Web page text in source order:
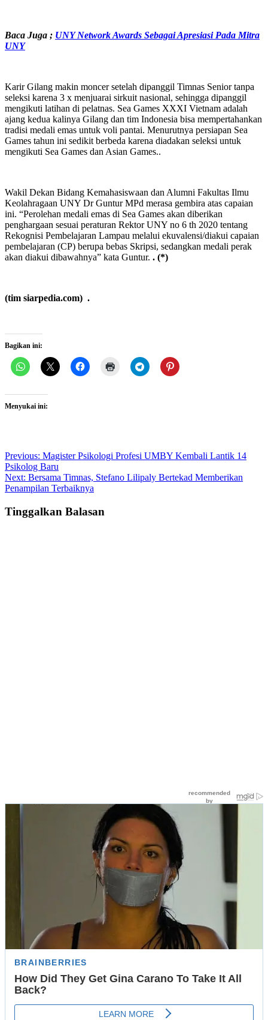
Baca Juga ; UNY Network Awards Sebagai Apresiasi Pada Mitra
UNY
Karir Gilang makin moncer setelah dipanggil Timnas Senior tanpa
seleksi karena 3 x menjuarai sirkuit nasional, sehingga dipanggil
mengikuti latihan di pelatnas. Sea Games XXXI Vietnam adalah
ajang kedua kalinya Gilang dan tim Indonesia bisa mempertahankan
tradisi medali emas untuk voli pantai. Menurutnya persiapan Sea
Games tahun ini sedikit berbeda karena diadakan seleksi untuk
mengikuti Sea Games dan Asian Games..
Wakil Dekan Bidang Kemahasiswaan dan Alumni Fakultas Ilmu
Keolahragaan UNY Dr Guntur MPd merasa gembira atas capaian
ini. “Perolehan medali emas di Sea Games akan diberikan
penghargaan sesuai peraturan Rektor UNY no 6 th 2020 tentang
Rekognisi Pembelajaran Lampau melalui ekuvalensi/diakui capaian
pembelajaran (CP) berupa bebas Skripsi, sedangkan medali perak
akan diakui dibawahnya” kata Guntur. . (*)
(tim siarpedia.com) .
Bagikan ini:
Menyukai ini:
Post
navigation
Previous: Magister Psikologi Profesi UMBY Kembali Lantik 14
Psikolog Baru
Next: Bersama Timnas, Stefano Lilipaly Bertekad Memberikan
Penampilan Terbaiknya
Tinggalkan Balasan